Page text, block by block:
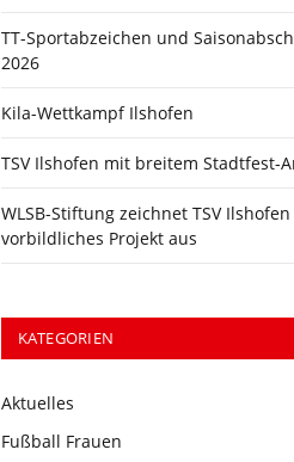
TT-Sportabzeichen und
2026
Kila-Wettkampf Ilshofen
TSV Ilshofen mit breitem Stadtfest-
WLSB-Stiftung zeichnet TSV
vorbildliches Projekt aus
KATEGORIEN
Aktuelles
Fußball Frauen